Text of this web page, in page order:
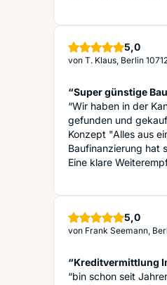
5,0Sterne
von T. Klaus, Berlin
“Super günstige
“Wir haben in der
gefunden und
Konzept "Alles aus
Baufinanzierung hat
Eine klare
5,0Sterne
von Frank Seemann,
“Kreditvermittlung
“bin schon seit